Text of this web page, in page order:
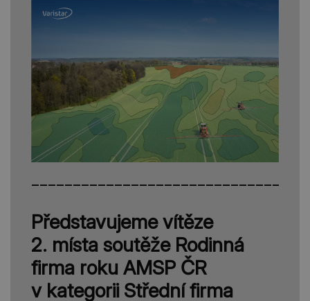
Představujeme vítěze
2. místa soutěže Rodinná
firma roku AMSP ČR
v kategorii Střední firma